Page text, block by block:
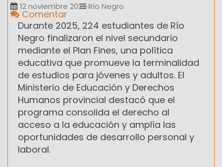
12 noviembre 2025Río Negro
Comentar
Durante 2025, 224 estudiantes de Río
Negro finalizaron el nivel secundario
mediante el Plan Fines, una política
educativa que promueve la terminalidad
de estudios para jóvenes y adultos. El
Ministerio de Educación y Derechos
Humanos provincial destacó que el
programa consolida el derecho al
acceso a la educación y amplía las
oportunidades de desarrollo personal y
laboral.